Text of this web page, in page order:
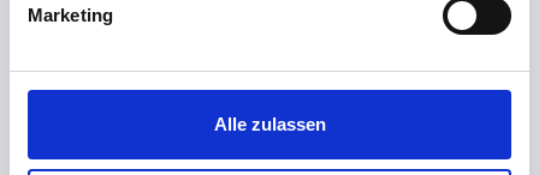
Marketing
Alle zulassen
Hygiene-Zertifizierung
… zur Umsetzung eines schlanken und effizienten